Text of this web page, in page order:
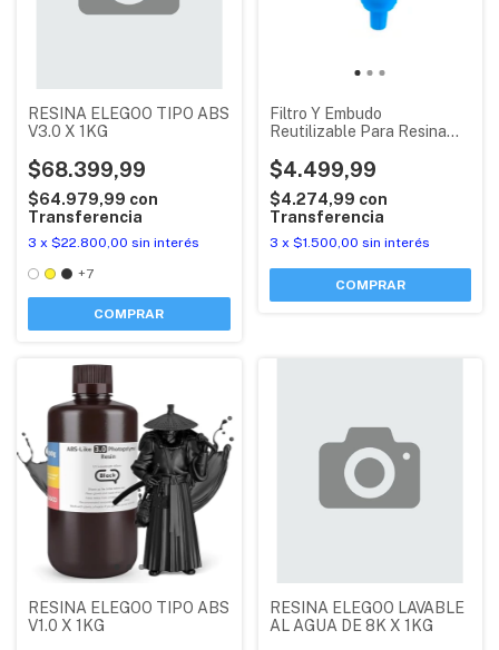
RESINA ELEGOO TIPO ABS
V3.0 X 1KG
$68.399,99
$64.979,99 con
Transferencia
3 x $22.800,00 sin interés
+7
COMPRAR
Filtro Y Embudo
Reutilizable Para Resina
$4.499,99
$4.274,99 con
Transferencia
3 x $1.500,00 sin interés
RESINA ELEGOO TIPO ABS
V1.0 X 1KG
RESINA ELEGOO LAVABLE
AL AGUA DE 8K X 1KG